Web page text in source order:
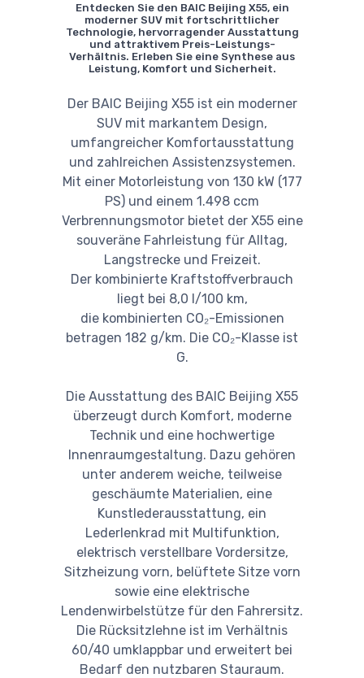
Entdecken Sie den BAIC Beijing X55, ein
moderner SUV mit fortschrittlicher
Technologie, hervorragender Ausstattung
und attraktivem Preis-Leistungs-
Verhältnis. Erleben Sie eine Synthese aus
Leistung, Komfort und Sicherheit.
Der BAIC Beijing X55 ist ein moderner
SUV mit markantem Design,
umfangreicher Komfortausstattung
und zahlreichen Assistenzsystemen.
Mit einer Motorleistung von 130 kW (177
PS) und einem 1.498 ccm
Verbrennungsmotor bietet der X55 eine
souveräne Fahrleistung für Alltag,
Langstrecke und Freizeit.
Der kombinierte Kraftstoffverbrauch
liegt bei 8,0 l/100 km,
die kombinierten CO₂-Emissionen
betragen 182 g/km. Die CO₂-Klasse ist
G.
Die Ausstattung des BAIC Beijing X55
überzeugt durch Komfort, moderne
Technik und eine hochwertige
Innenraumgestaltung. Dazu gehören
unter anderem weiche, teilweise
geschäumte Materialien, eine
Kunstlederausstattung, ein
Lederlenkrad mit Multifunktion,
elektrisch verstellbare Vordersitze,
Sitzheizung vorn, belüftete Sitze vorn
sowie eine elektrische
Lendenwirbelstütze für den Fahrersitz.
Die Rücksitzlehne ist im Verhältnis
60/40 umklappbar und erweitert bei
Bedarf den nutzbaren Stauraum.